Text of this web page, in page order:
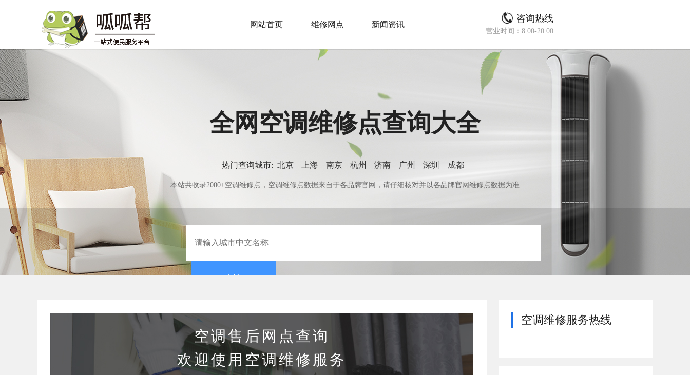
网站首页 维修网点 新闻资讯
咨询热线
营业时间：8:00-20:00
全网空调维修点查询大全
热门查询城市: 北京 上海 南京 杭州 济南 广州 深圳 成都
本站共收录2000+空调维修点，空调维修点数据来自于各品牌官网，请仔细核对并以各品牌官网维修点数据为准
空调售后网点查询
欢迎使用空调维修服务
空调维修服务热线